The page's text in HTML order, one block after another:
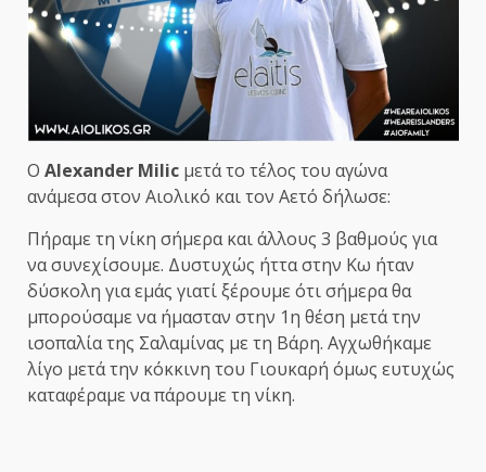
Ο Alexander Milic μετά το τέλος του αγώνα
ανάμεσα στον Αιολικό και τον Αετό δήλωσε:
Πήραμε τη νίκη σήμερα και άλλους 3 βαθμούς για
να συνεχίσουμε. Δυστυχώς ήττα στην Κω ήταν
δύσκολη για εμάς γιατί ξέρουμε ότι σήμερα θα
μπορούσαμε να ήμασταν στην 1η θέση μετά την
ισοπαλία της Σαλαμίνας με τη Βάρη. Αγχωθήκαμε
λίγο μετά την κόκκινη του Γιουκαρή όμως ευτυχώς
καταφέραμε να πάρουμε τη νίκη.